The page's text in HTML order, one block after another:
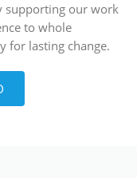
supporting our work
to whole
for lasting change.